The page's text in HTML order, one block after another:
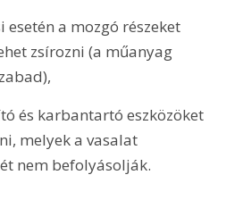
esetén a mozgó részeket
zsírozni (a műanyag
és karbantartó eszközöket
melyek a vasalat
nem befolyásolják.